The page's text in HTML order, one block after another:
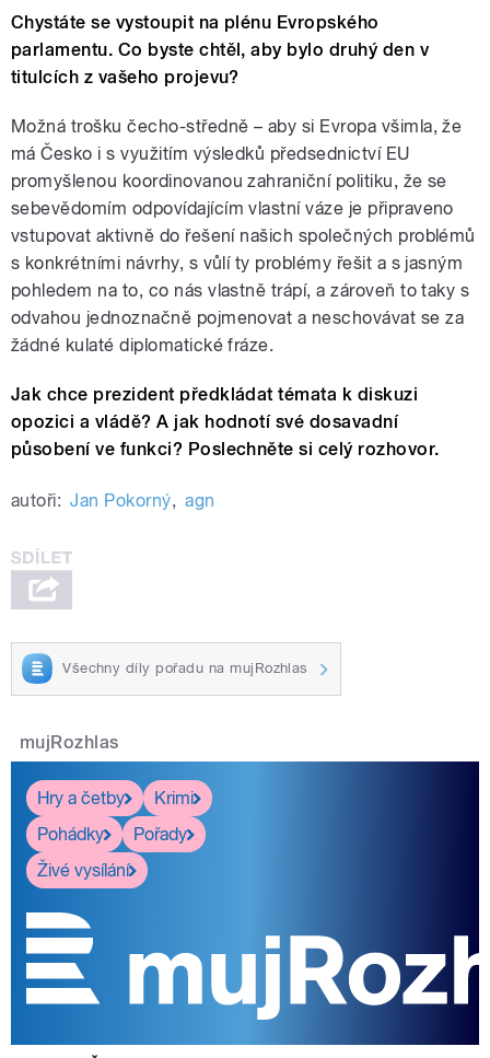
Chystáte se vystoupit na plénu Evropského
parlamentu. Co byste chtěl, aby bylo druhý den v
titulcích z vašeho projevu?
Možná trošku čecho-středně – aby si Evropa všimla, že
má Česko i s využitím výsledků předsednictví EU
promyšlenou koordinovanou zahraniční politiku, že se
sebevědomím odpovídajícím vlastní váze je připraveno
vstupovat aktivně do řešení našich společných problémů
s konkrétními návrhy, s vůlí ty problémy řešit a s jasným
pohledem na to, co nás vlastně trápí, a zároveň to taky s
odvahou jednoznačně pojmenovat a neschovávat se za
žádné kulaté diplomatické fráze.
Jak chce prezident předkládat témata k diskuzi
opozici a vládě? A jak hodnotí své dosavadní
působení ve funkci? Poslechněte si celý rozhovor.
autoři: Jan Pokorný, agn
Všechny díly pořadu na mujRozhlas
mujRozhlas
Hry a četby
Krimi
Pohádky
Pořady
Živé vysílání